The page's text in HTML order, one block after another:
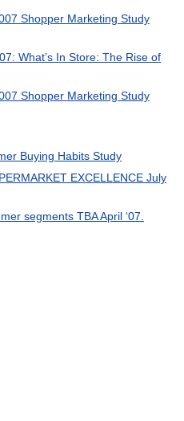
Shopper Marketing Study
What’s In Store: The Rise of
Shopper Marketing Study
Buying Habits Study
EXCELLENCE July
segments TBA April ‘07.